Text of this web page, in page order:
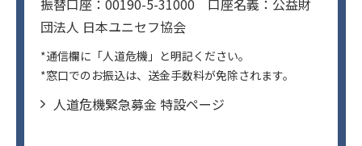
団法人 日本ユニセフ協会
*通信欄に「人道危機」と明記ください。
*窓口でのお振込は、送金手数料が免除されます。
人道危機緊急募金 特設ページ